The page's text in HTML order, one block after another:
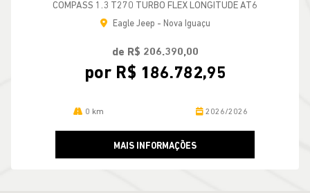
COMPASS 1.3 T270 TURBO FLEX LONGITUDE AT6
Eagle Jeep - Nova Iguaçu
de R$ 206.390,00
por R$ 186.782,95
0 km 2026/2026
MAIS INFORMAÇÕES